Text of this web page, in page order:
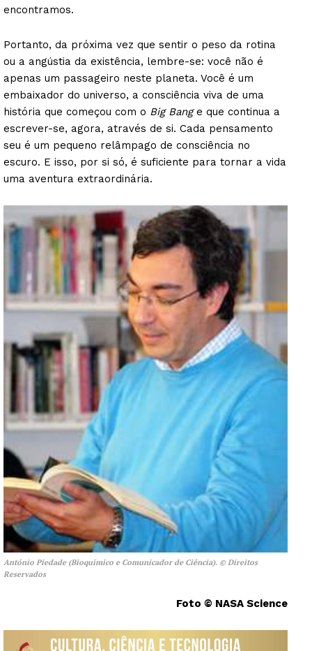
encontramos.
Portanto, da próxima vez que sentir o peso da rotina
ou a angústia da existência, lembre-se: você não é
apenas um passageiro neste planeta. Você é um
embaixador do universo, a consciência viva de uma
história que começou com o Big Bange que continua a
escrever-se, agora, através de si. Cada pensamento
seu é um pequeno relâmpago de consciência no
escuro. E isso, por si só, é suficiente para tornar a vida
uma aventura extraordinária.
António Piedade (Bioquímico e Comunicador de Ciência). © Direitos
Reservados
Foto © NASA Science